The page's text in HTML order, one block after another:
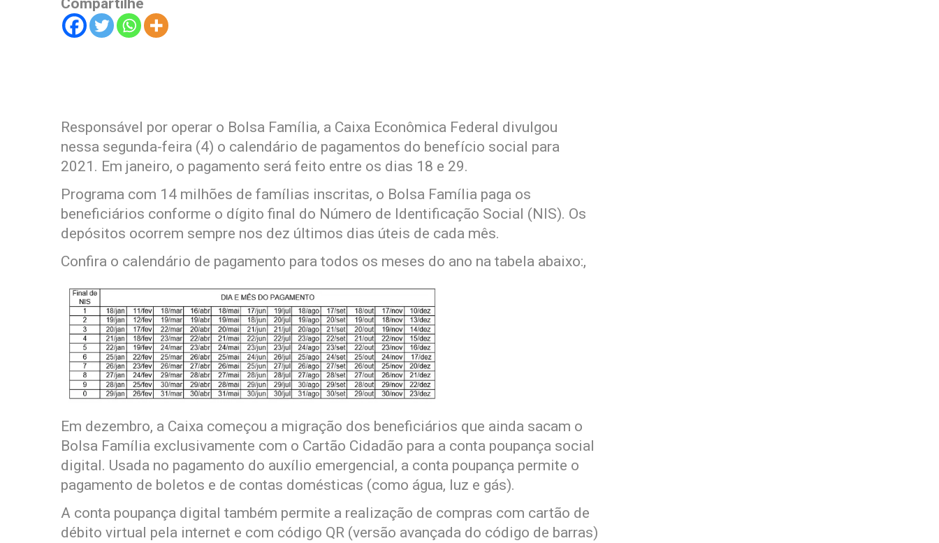
Compartilhe
Responsável por operar o Bolsa Família, a Caixa Econômica Federal divulgou
nessa segunda-feira (4) o calendário de pagamentos do benefício social para
2021. Em janeiro, o pagamento será feito entre os dias 18 e 29.
Programa com 14 milhões de famílias inscritas, o Bolsa Família paga os
beneficiários conforme o dígito final do Número de Identificação Social (NIS). Os
depósitos ocorrem sempre nos dez últimos dias úteis de cada mês.
Confira o calendário de pagamento para todos os meses do ano na tabela abaixo:,
Em dezembro, a Caixa começou a migração dos beneficiários que ainda sacam o
Bolsa Família exclusivamente com o Cartão Cidadão para a conta poupança social
digital. Usada no pagamento do auxílio emergencial, a conta poupança permite o
pagamento de boletos e de contas domésticas (como água, luz e gás).
A conta poupança digital também permite a realização de compras com cartão de
débito virtual pela internet e com código QR (versão avançada do código de barras)